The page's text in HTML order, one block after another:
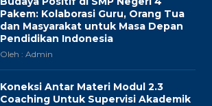
Pakem: Kolaborasi Guru, Orang Tua
dan Masyarakat untuk Masa Depan
Pendidikan Indonesia
Oleh : Admin
Koneksi Antar Materi Modul 2.3
Coaching Untuk Supervisi Akademik